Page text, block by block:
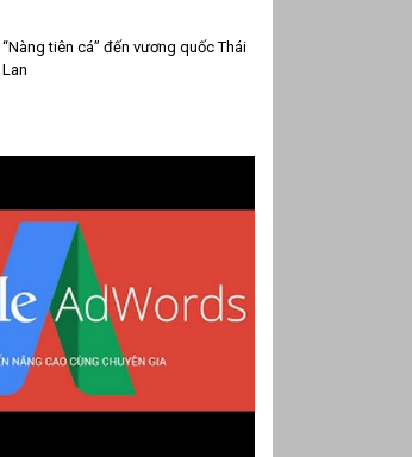
“Nàng tiên cá” đến vương quốc Thái
Lan